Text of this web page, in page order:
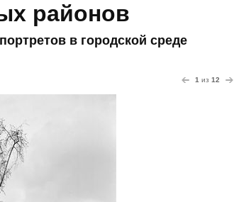
районов
в городской среде
1 из 12